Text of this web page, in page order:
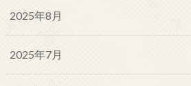
2025年8月
2025年7月